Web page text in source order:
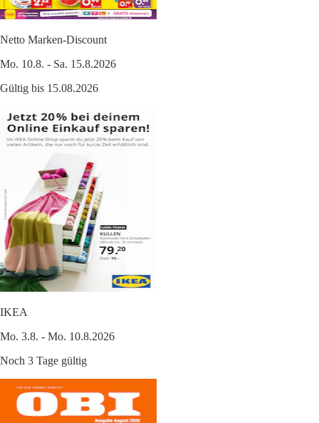
Netto Marken-Discount
Mo. 10.8. - Sa. 15.8.2026
Gültig bis 15.08.2026
IKEA
Mo. 3.8. - Mo. 10.8.2026
Noch 3 Tage gültig